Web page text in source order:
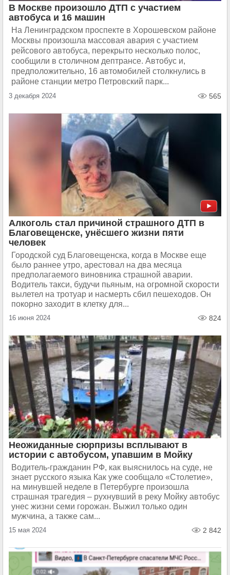
В Москве произошло ДТП с участием
автобуса и 16 машин
На Ленинградском проспекте в Хорошевском районе
Москвы произошла массовая авария с участием
рейсового автобуса, перекрыто несколько полос,
сообщили в столичном дептрансе. Автобус и,
предположительно, 16 автомобилей столкнулись в
районе станции метро Петровский парк...
3 декабря 2024 565
Алкоголь стал причиной страшного ДТП в
Благовещенске, унёсшего жизни пяти
человек
Городской суд Благовещенска, когда в Москве еще
было раннее утро, арестовал на два месяца
предполагаемого виновника страшной аварии.
Водитель такси, будучи пьяным, на огромной скорости
вылетел на тротуар и насмерть сбил пешеходов. Он
покорно заходит в клетку для...
16 июня 2024 824
Неожиданные сюрпризы всплывают в
истории с автобусом, упавшим в Мойку
Водитель-гражданин РФ, как выяснилось на суде, не
знает русского языка Как уже сообщало «Столетие»,
на минувшей неделе в Петербурге произошла
страшная трагедия – рухнувший в реку Мойку автобус
унес жизни семи горожан. Выжил только один
мужчина, а также сам...
15 мая 2024 2 842